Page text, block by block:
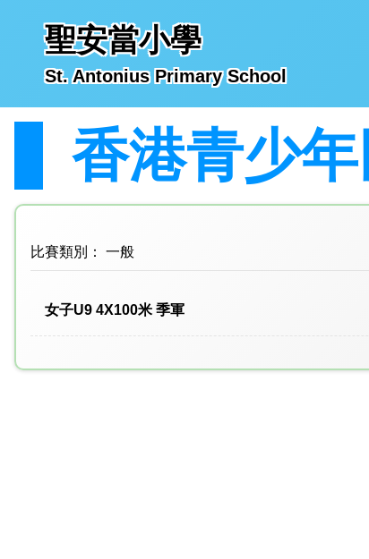
聖安當小學
St. Antonius Primary School
香港青少
比賽類別： 一般
女子U9 4X100米 季軍